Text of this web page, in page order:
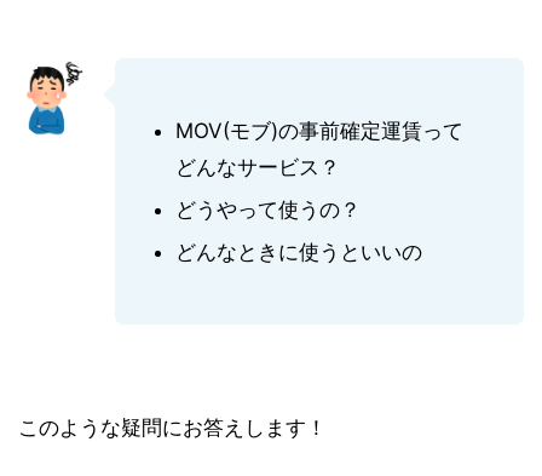
MOV(モブ)の事前確定運賃って
どんなサービス？
どうやって使うの？
どんなときに使うといいの
このような疑問にお答えします！